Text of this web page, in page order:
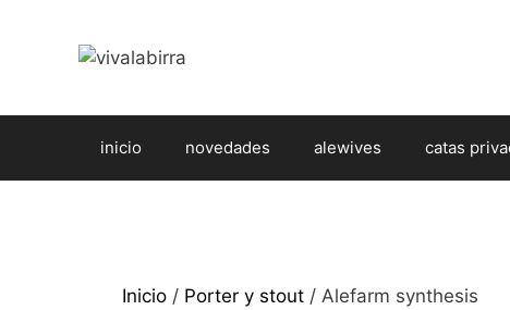
contenido
inicio novedades alewives catas
Inicio / Porter y stout / Alefarm synthesis